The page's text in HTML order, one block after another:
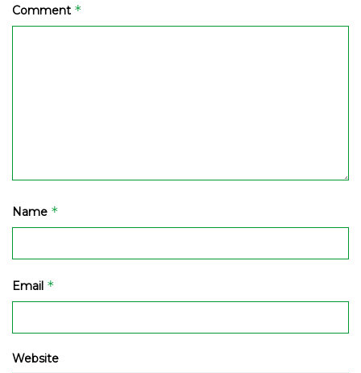
Comment *
Name *
Email *
Website